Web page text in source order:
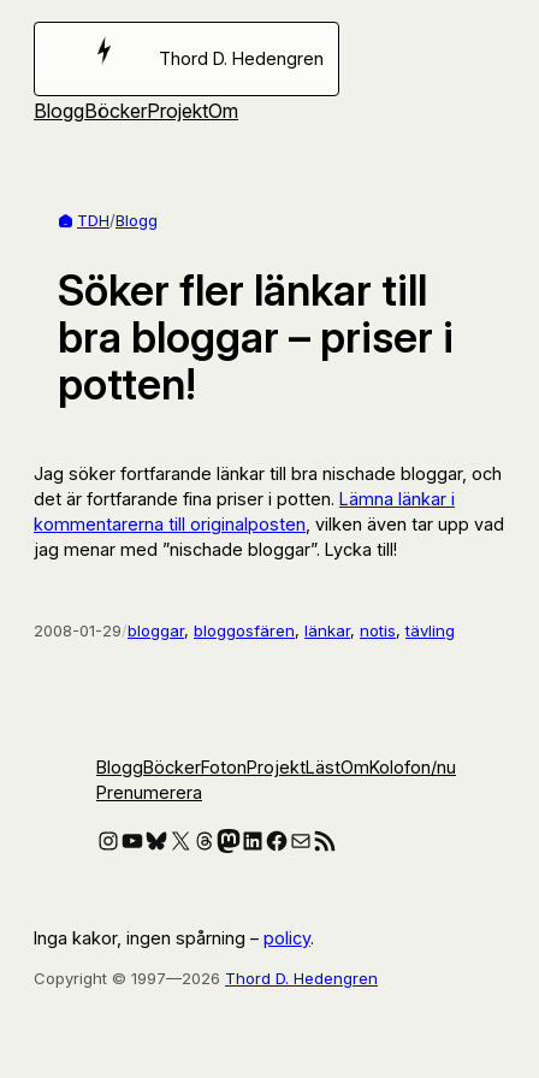
Hoppa
Thord D. Hedengren
BloggBöckerProjektOm
TDH/Blogg
Söker fler länkar till
bra bloggar – priser i
potten!
Jag söker fortfarande länkar till bra nischade bloggar, och
det är fortfarande fina priser i potten. Lämna länkar i
kommentarerna till originalposten , vilken även tar upp vad
jag menar med ”nischade bloggar”. Lycka till!
2008-01-29/bloggar, bloggosfären, länkar, notis, tävling
BloggBöckerFotonProjektLästOmKolofon/nu
Prenumerera
Instagram
YouTube
Bluesky
X Threads
Mastodon
LinkedIn
Facebook
E-postRSS-flöde
Inga kakor, ingen spårning – policy.
Copyright © 1997—2026 Thord D. Hedengren